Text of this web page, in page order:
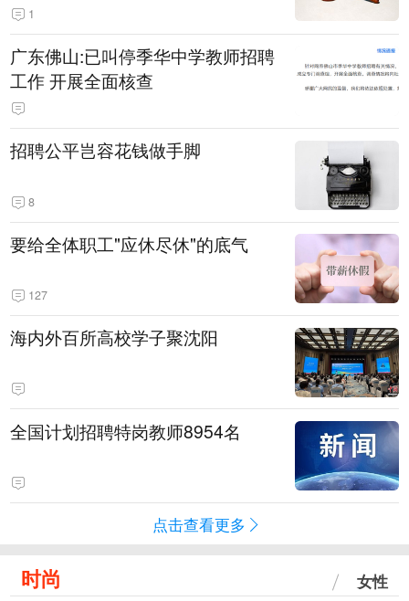
1
广东佛山:已叫停季华中学教师招聘
工作 开展全面核查
招聘公平岂容花钱做手脚
8
要给全体职工"应休尽休"的底气
127
海内外百所高校学子聚沈阳
全国计划招聘特岗教师8954名
点击查看更多
时尚 女性